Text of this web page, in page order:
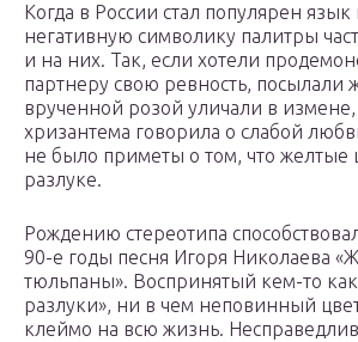
Когда в России стал популярен язык
негативную символику палитры
и на них. Так, если хотели
партнеру свою ревность, посылали
врученной розой уличали в
хризантема говорила о слабой
не было приметы о том, что желтые
разлуке.
Рождению стереотипа
90-е годы песня Игоря Николаева
тюльпаны». Воспринятый кем-то как
разлуки», ни в чем неповинный
клеймо на всю жизнь.